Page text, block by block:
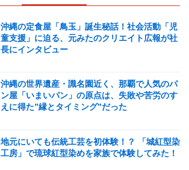
沖縄の定食屋「鳥玉」誕生秘話！社会活動「児
童支援」に迫る、元みたのクリエイト広報が社
長にインタビュー
沖縄の世界遺産・識名園近く、那覇で人気のパ
ン屋「いまいパン」の原点は、失敗や苦労のす
えに得た”縁とタイミング”だった
地元にいても伝統工芸を初体験！？ 「城紅型染
工房」で琉球紅型染めを家族で体験してみた！